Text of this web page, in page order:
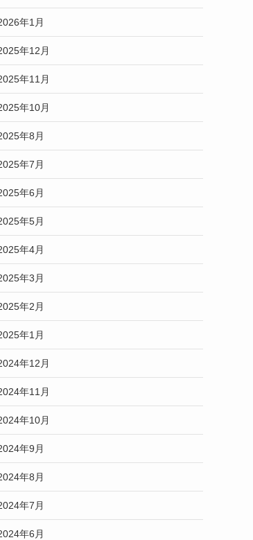
年1月
年12月
年11月
年10月
年8月
年7月
年6月
年5月
年4月
年3月
年2月
年1月
年12月
年11月
年10月
年9月
年8月
年7月
年6月